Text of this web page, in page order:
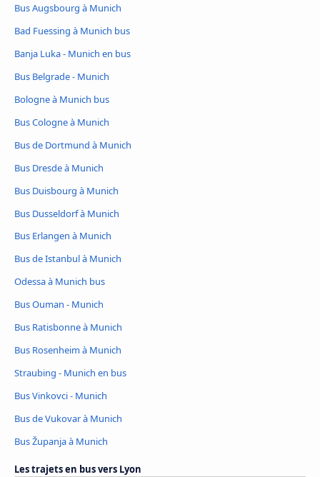
Bus Augsbourg à Munich
Bad Fuessing à Munich bus
Banja Luka - Munich en bus
Bus Belgrade - Munich
Bologne à Munich bus
Bus Cologne à Munich
Bus de Dortmund à Munich
Bus Dresde à Munich
Bus Duisbourg à Munich
Bus Dusseldorf à Munich
Bus Erlangen à Munich
Bus de Istanbul à Munich
Odessa à Munich bus
Bus Ouman - Munich
Bus Ratisbonne à Munich
Bus Rosenheim à Munich
Straubing - Munich en bus
Bus Vinkovci - Munich
Bus de Vukovar à Munich
Bus Županja à Munich
Les trajets en bus vers Lyon